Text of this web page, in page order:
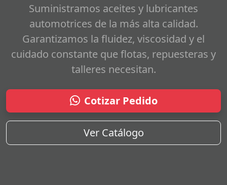
Suministramos aceites y lubricantes
automotrices de la más alta calidad.
Garantizamos la fluidez, viscosidad y el
cuidado constante que flotas, repuesteras y
talleres necesitan.
Cotizar Pedido
Ver Catálogo